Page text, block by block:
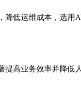
低运维成本，选用
高业务效率并降